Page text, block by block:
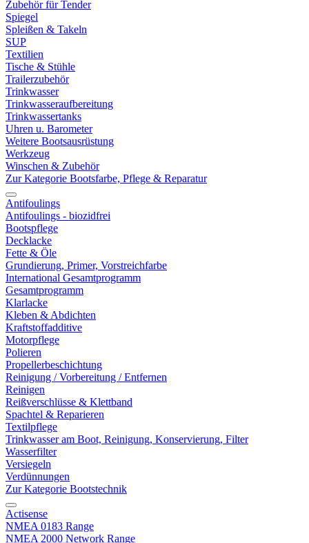
Zubehör für Tender
Spiegel
Spleißen & Takeln
SUP
Textilien
Tische & Stühle
Trailerzubehör
Trinkwasser
Trinkwasseraufbereitung
Trinkwassertanks
Uhren u. Barometer
Weitere Bootsausrüstung
Werkzeug
Winschen & Zubehör
Zur Kategorie Bootsfarbe, Pflege & Reparatur
Antifoulings
Antifoulings - biozidfrei
Bootspflege
Decklacke
Fette & Öle
Grundierung, Primer, Vorstreichfarbe
International Gesamtprogramm
Gesamtprogramm
Klarlacke
Kleben & Abdichten
Kraftstoffadditive
Motorpflege
Polieren
Propellerbeschichtung
Reinigung / Vorbereitung / Entfernen
Reinigen
Reißverschlüsse & Klettband
Spachtel & Reparieren
Textilpflege
Trinkwasser am Boot, Reinigung, Konservierung, Filter
Wasserfilter
Versiegeln
Verdünnungen
Zur Kategorie Bootstechnik
Actisense
NMEA 0183 Range
NMEA 2000 Network Range